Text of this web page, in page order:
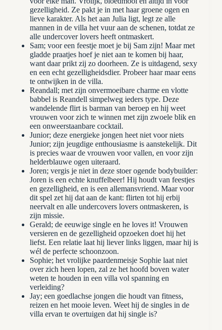
gezelligheid. Ze pakt je in met haar groene ogen en
lieve karakter. Als het aan Julia ligt, legt ze alle
mannen in de villa het vuur aan de schenen, totdat ze
alle undercover lovers heeft ontmaskert.
Sam; voor een feestje moet je bij Sam zijn! Maar met
gladde praatjes hoef je niet aan te komen bij haar,
want daar prikt zij zo doorheen. Ze is uitdagend, sexy
en een echt gezelligheidsdier. Probeer haar maar eens
te ontwijken in de villa.
Reandall; met zijn onvermoeibare charme en vlotte
babbel is Reandell simpelweg ieders type. Deze
wandelende flirt is barman van beroep en hij weet
vrouwen voor zich te winnen met zijn zwoele blik en
een onweerstaanbare cocktail.
Junior; deze energieke jongen heet niet voor niets
Junior; zijn jeugdige enthousiasme is aanstekelijk. Dit
is precies waar de vrouwen voor vallen, en voor zijn
helderblauwe ogen uiteraard.
Joren; vergis je niet in deze stoer ogende bodybuilder:
Joren is een echte knuffelbeer! Hij houdt van feestjes
en gezelligheid, en is een allemansvriend. Maar voor
dit spel zet hij dat aan de kant: flirten tot hij erbij
neervalt en alle undercovers lovers ontmaskeren, is
zijn missie.
Gerald; de eeuwige single en he loves it! Vrouwen
versieren en de gezelligheid opzoeken doet hij het
liefst. Een relatie laat hij liever links liggen, maar hij is
wél de perfecte schoonzoon.
Sophie; het vrolijke paardenmeisje Sophie laat niet
over zich heen lopen, zal ze het hoofd boven water
weten te houden in een villa vol spanning en
verleiding?
Jay; een goedlachse jongen die houdt van fitness,
reizen en het mooie leven. Weet hij de singles in de
villa ervan te overtuigen dat hij single is?